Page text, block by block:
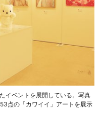
イベントを展開している。写真
点の「カワイイ」アートを展示